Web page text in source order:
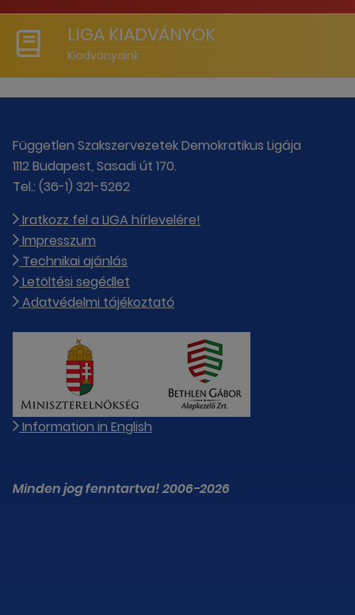
LIGA KIADVÁNYOK
Kiadványaink
Független Szakszervezetek Demokratikus Ligája
1112 Budapest, Sasadi út 170.
Tel.: (36-1) 321-5262
Iratkozz fel a LIGA hírlevelére!
Impresszum
Technikai ajánlás
Letöltési segédlet
Adatvédelmi tájékoztató
Information in English
Minden jog fenntartva! 2006-2026